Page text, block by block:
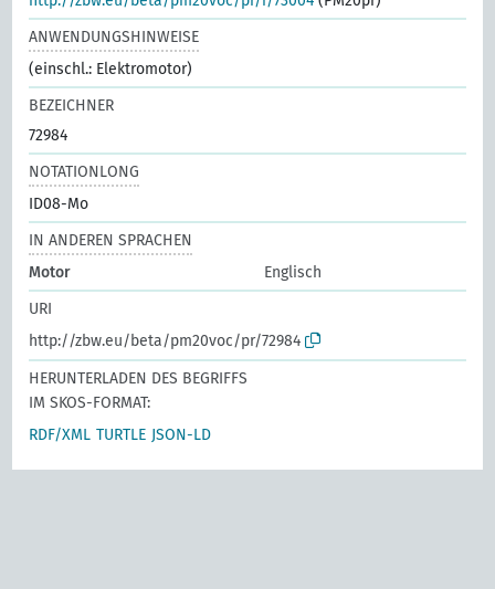
ANWENDUNGSHINWEISE
(einschl.: Elektromotor)
BEZEICHNER
72984
NOTATIONLONG
ID08-Mo
IN ANDEREN SPRACHEN
Motor
Englisch
URI
http://zbw.eu/beta/pm20voc/pr/72984
HERUNTERLADEN DES BEGRIFFS
IM SKOS-FORMAT:
RDF/XML TURTLE JSON-LD